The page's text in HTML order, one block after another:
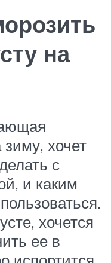
на
зиму, хочет
с
и каким
хочется
ее в